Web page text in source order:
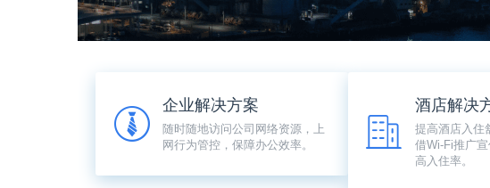
企业解决方案
随时随地访问公司网络资源，上
网行为管控，保障办公效率。
酒店解决
提高酒店入住
借Wi-Fi推广
高入住率。